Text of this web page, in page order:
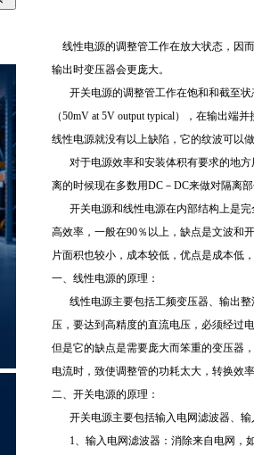
线性电源的调整管工作在放大状态，因
输出时变压器会更庞大。
开关电源的调整管工作在饱和和截至
（50mV at 5V output typical），在输出
线性电源就没有以上缺陷，它的纹波可以
对于电源效率和安装体积有要求的地
离的时候现在多数用DC－DC来做对隔离
开关电源和线性电源在内部结构上是
高效率，一般在90％以上，缺点是文波和
片面积也较小，成本较低，优点是成本低
一、线性电源的原理：
线性电源主要包括工频变压器、输出
压，要达到高精度的直流电压，必须经过
但是它的缺点是需要庞大而笨重的变压器
电流时，致使调整管的功耗太大，转换效
二、开关电源的原理：
开关电源主要包括输入电网滤波器、
1、输入电网滤波器：消除来自电网，